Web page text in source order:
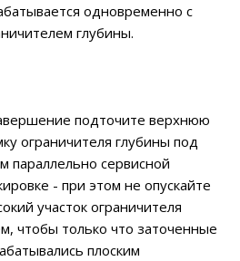
одновременно с
глубины.
подточите верхнюю
ограничителя глубины под
параллельно сервисной
- при этом не опускайте
участок ограничителя
чтобы только что заточенные
плоским